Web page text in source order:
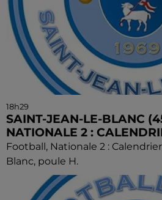
18h29
SAINT-JEAN-LE-BLANC
NATIONALE 2 :
Football, Nationale 2 :
Blanc, poule H.